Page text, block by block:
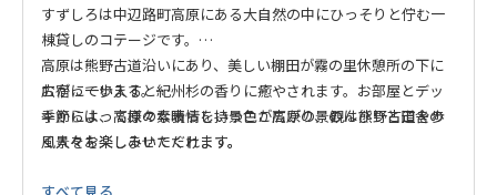
すずしろは中辺路町高原にある大自然の中にひっそりと佇む一
棟貸しのコテージです。
お宿に一歩入ると紀州杉の香りに癒やされます。お部屋とデッ
キからは、高原の素晴らしい景色が広がり、のんびりと田舎の
風景をお楽しみいただけます。
高原は熊野古道沿いにあり、美しい棚田が霧の里休憩所の下に
広がっています。
季節によって様々な表情を持つここ高原の景観は熊野古道を歩
く人々を楽しませてくれます。